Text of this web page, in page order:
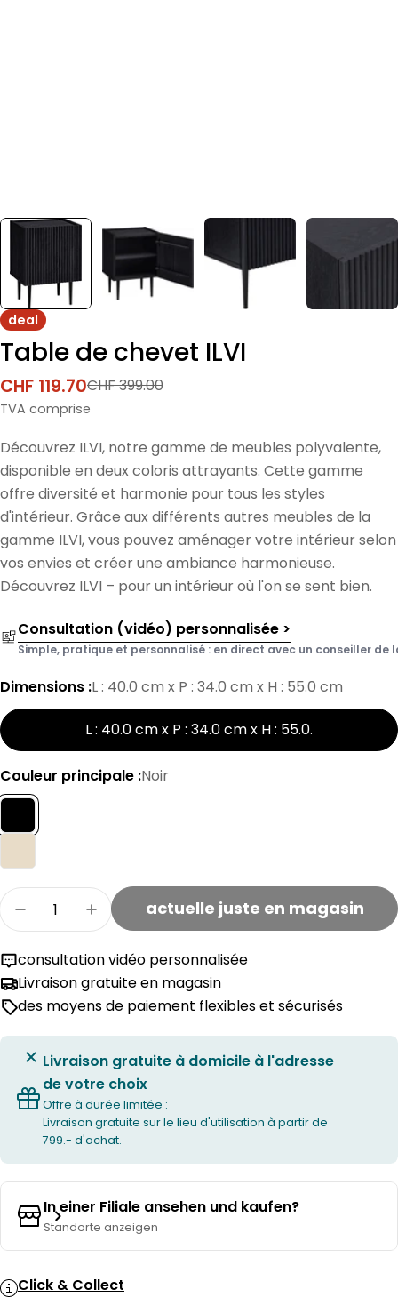
deal
Table de chevet ILVI
Prix
de
CHF 119.70
Prix
normal
CHF 399.00
TVA comprise
Découvrez ILVI, notre gamme de meubles polyvalente,
disponible en deux coloris attrayants. Cette gamme
offre diversité et harmonie pour tous les styles
d'intérieur. Grâce aux différents autres meubles de la
gamme ILVI, vous pouvez aménager votre intérieur selon
vos envies et créer une ambiance harmonieuse.
Découvrez ILVI – pour un intérieur où l'on se sent bien.
Consultation (vidéo) personnalisée >
Simple, pratique et personnalisé : en direct avec un conseiller de
Dimensions :L : 40.0 cm x P : 34.0 cm x H : 55.0 cm
L : 40.0 cm x P : 34.0 cm x H : 55.0.
Couleur principale :Noir
Quantité
Réduire la quantité pour la table de chevet
Augmenter la quantité pour la table
actuelle juste en magasin
consultation vidéo personnalisée
Livraison gratuite en magasin
des moyens de paiement flexibles et sécurisés
Livraison gratuite à domicile à l'adresse
de votre choix
Offre à durée limitée :
Livraison gratuite sur le lieu d'utilisation à partir de
799.- d'achat.
In einer Filiale ansehen und kaufen?
Standorte anzeigen
Click & Collect